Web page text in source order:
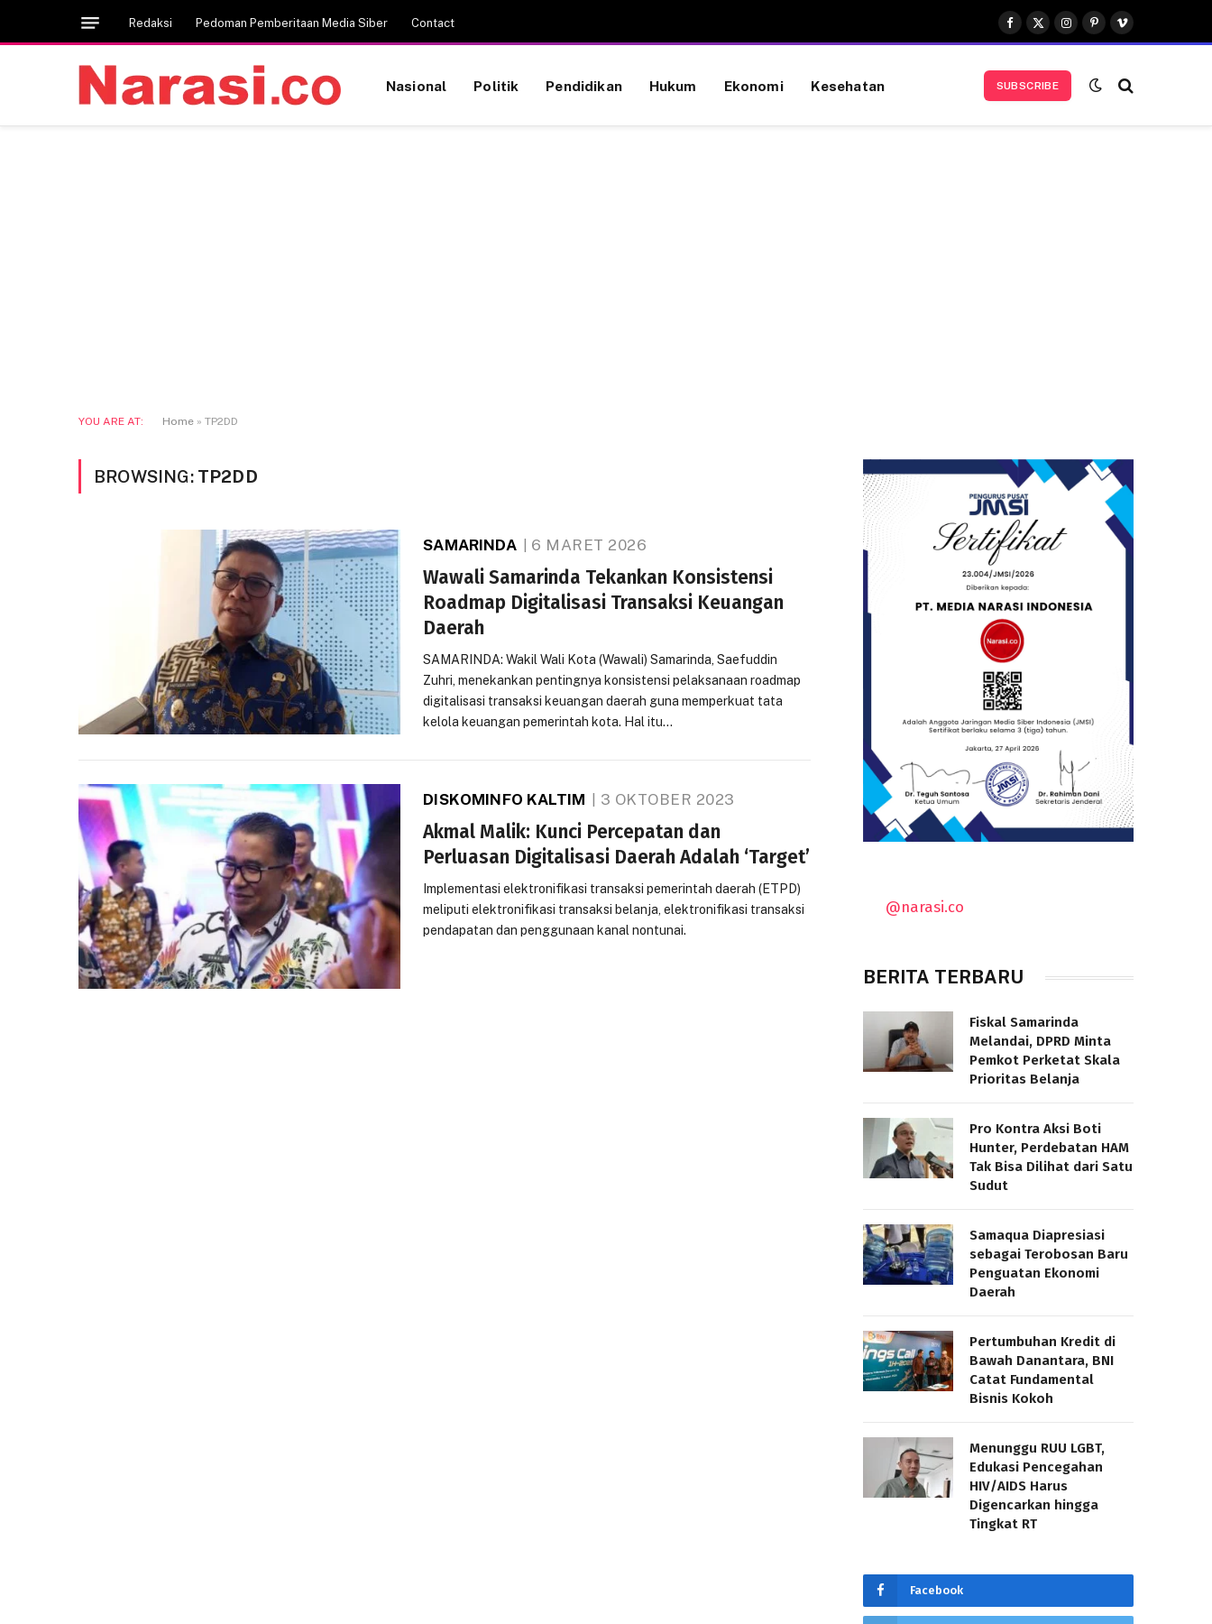
Redaksi Pedoman Pemberitaan Media Siber Contact
Facebook
X
(Twitter)
Instagram
Pinterest
Vimeo
Nasional Politik Pendidikan Hukum Ekonomi Kesehatan SUBSCRIBE
YOU ARE AT: Home » TP2DD
BROWSING: TP2DD
SAMARINDA 6 MARET 2026
Wawali Samarinda Tekankan Konsistensi
Roadmap Digitalisasi Transaksi Keuangan
Daerah
SAMARINDA: Wakil Wali Kota (Wawali) Samarinda, Saefuddin
Zuhri, menekankan pentingnya konsistensi pelaksanaan roadmap
digitalisasi transaksi keuangan daerah guna memperkuat tata
kelola keuangan pemerintah kota. Hal itu…
DISKOMINFO KALTIM 3 OKTOBER 2023
Akmal Malik: Kunci Percepatan dan
Perluasan Digitalisasi Daerah Adalah ‘Target’
Implementasi elektronifikasi transaksi pemerintah daerah (ETPD)
meliputi elektronifikasi transaksi belanja, elektronifikasi transaksi
pendapatan dan penggunaan kanal nontunai.
@narasi.co
BERITA TERBARU
Fiskal Samarinda
Melandai, DPRD Minta
Pemkot Perketat Skala
Prioritas Belanja
Pro Kontra Aksi Boti
Hunter, Perdebatan HAM
Tak Bisa Dilihat dari Satu
Sudut
Samaqua Diapresiasi
sebagai Terobosan Baru
Penguatan Ekonomi
Daerah
Pertumbuhan Kredit di
Bawah Danantara, BNI
Catat Fundamental
Bisnis Kokoh
Menunggu RUU LGBT,
Edukasi Pencegahan
HIV/AIDS Harus
Digencarkan hingga
Tingkat RT
Facebook